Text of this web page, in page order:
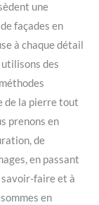
une
façades en
à chaque détail
des
de la pierre tout
prenons en
de
en passant
faire et à
en